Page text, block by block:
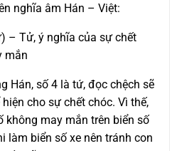
nghĩa âm Hán – Việt:
– Tử, ý nghĩa của sự chết
mắn
Hán, số 4 là tứ, đọc chệch sẽ
cho sự chết chóc. Vì thế,
không may mắn trên biển số
làm biển số xe nên tránh con